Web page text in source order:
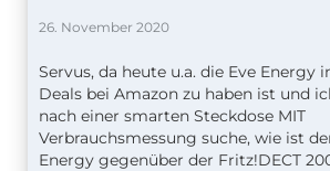
26. November 2020
Servus, da heute u.a. die Eve Energy
Deals bei Amazon zu haben ist und
nach einer smarten Steckdose MIT
Verbrauchsmessung suche, wie ist
Energy gegenüber der Fritz!DECT